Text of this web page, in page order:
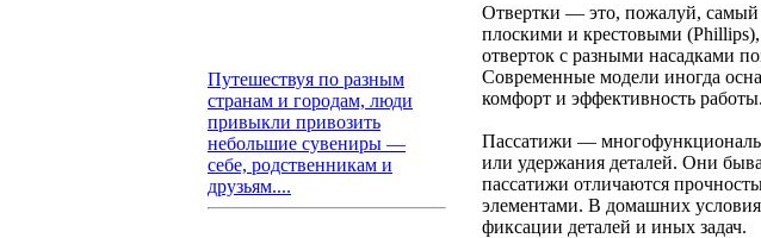
Путешествуя по разным
странам и городам, люди
привыкли привозить
небольшие сувениры —
себе, родственникам и
друзьям....
Отвертки — это, пожалуй,
плоскими и крестовыми
отверток с разными насадками
Современные модели иногда
комфорт и эффективность работы.
Пассатижи —
или удержания деталей. Они
пассатижи отличаются
элементами. В домашних
фиксации деталей и иных задач.